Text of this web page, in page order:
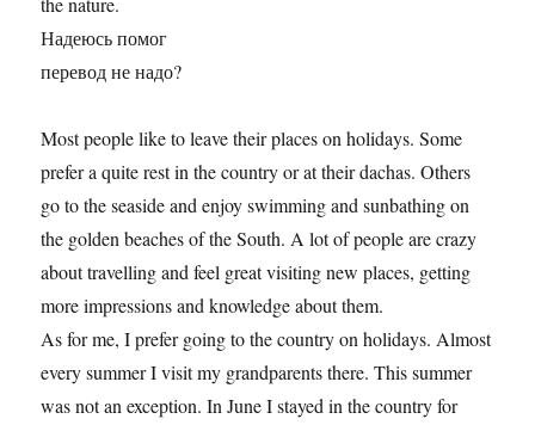
Надеюсь помог
перевод не надо?
Most people like to leave their places on holidays. Some
prefer a quite rest in the country or at their dachas. Others
go to the seaside and enjoy swimming and sunbathing on
the golden beaches of the South. A lot of people are crazy
about travelling and feel great visiting new places, getting
more impressions and knowledge about them.
As for me, I prefer going to the country on holidays. Almost
every summer I visit my grandparents there. This summer
was not an exception. In June I stayed in the country for